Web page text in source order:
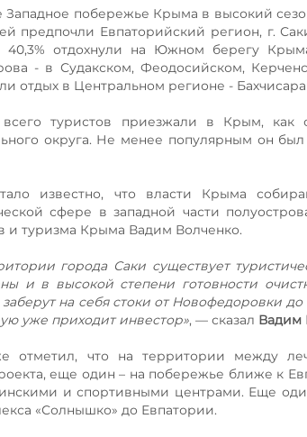
Западное побережье Крыма в высокий
предпочли Евпаторийский регион, г.
40,3% отдохнули на Южном берегу
- в Судакском, Феодосийском,
отдых в Центральном регионе -
туристов приезжали в Крым, как
округа. Не менее популярным он
известно, что власти Крыма
сфере в западной части
и туризма Крыма Вадим Волченко.
города Саки существует
и в высокой степени готовности
на себя стоки от Новофедоровки
уже приходит инвестор», — сказал Вадим
отметил, что на территории между
еще один – на побережье ближе к
и спортивными центрами. Еще
«Солнышко» до Евпатории.